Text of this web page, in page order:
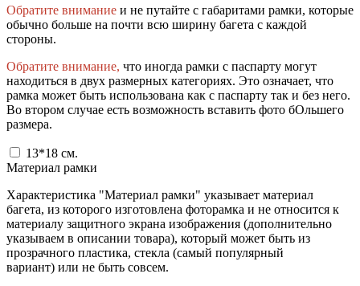
Обратите внимание и не путайте с габаритами рамки, которые
обычно больше на почти всю ширину багета с каждой
стороны.
Обратите внимание, что иногда рамки с паспарту могут
находиться в двух размерных категориях. Это означает, что
рамка может быть использована как с паспарту так и без него.
Во втором случае есть возможность вставить фото бОльшего
размера.
13*18 см.
Материал рамки
Характеристика "Материал рамки" указывает материал
багета, из которого изготовлена фоторамка и не относится к
материалу защитного экрана изображения (дополнительно
указываем в описании товара), который может быть из
прозрачного пластика, стекла (самый популярный
вариант) или не быть совсем.